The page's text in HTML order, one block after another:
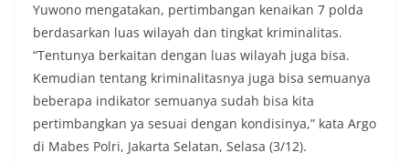
Yuwono mengatakan, pertimbangan kenaikan 7 polda
berdasarkan luas wilayah dan tingkat kriminalitas.
“Tentunya berkaitan dengan luas wilayah juga bisa.
Kemudian tentang kriminalitasnya juga bisa semuanya
beberapa indikator semuanya sudah bisa kita
pertimbangkan ya sesuai dengan kondisinya,” kata Argo
di Mabes Polri, Jakarta Selatan, Selasa (3/12).